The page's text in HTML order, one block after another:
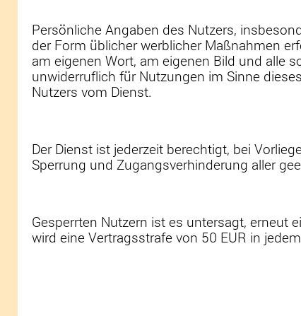
Persönliche Angaben des Nutzers,
der Form üblicher werblicher Maßnahmen
am eigenen Wort, am eigenen Bild und alle
unwiderruflich für Nutzungen im Sinne
Nutzers vom Dienst.
Der Dienst ist jederzeit berechtigt, bei
Sperrung und Zugangsverhinderung aller
Gesperrten Nutzern ist es untersagt, erneut
wird eine Vertragsstrafe von 50 EUR in